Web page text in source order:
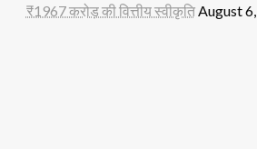
₹1967 करोड़ की वित्तीय स्वीकृति August